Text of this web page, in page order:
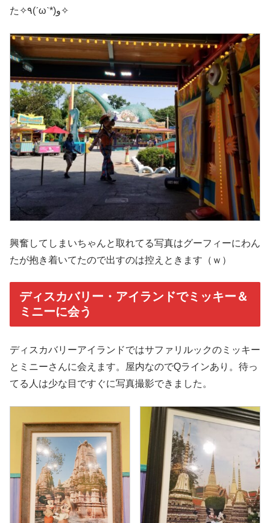
た✧٩(ˊωˋ*)و✧
興奮してしまいちゃんと取れてる写真はグーフィーにわん
たが抱き着いてたので出すのは控えときます（ｗ）
ディスカバリー・アイランドでミッキー＆
ミニーに会う
ディスカバリーアイランドではサファリルックのミッキー
とミニーさんに会えます。屋内なのでQラインあり。待っ
てる人は少な目ですぐに写真撮影できました。